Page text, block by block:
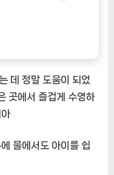
데 정말 도움이 되었
곳에서 즐겁게 수영하
물에서도 아이를 쉽